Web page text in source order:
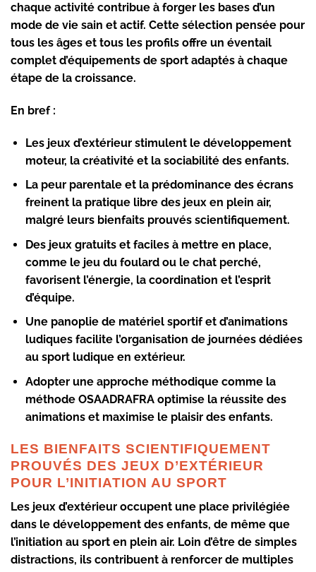
chaque activité contribue à forger les bases d’un
mode de vie sain et actif. Cette sélection pensée pour
tous les âges et tous les profils offre un éventail
complet d’équipements de sport adaptés à chaque
étape de la croissance.
En bref :
Les jeux d’extérieur stimulent le développement
moteur, la créativité et la sociabilité des enfants.
La peur parentale et la prédominance des écrans
freinent la pratique libre des jeux en plein air,
malgré leurs bienfaits prouvés scientifiquement.
Des jeux gratuits et faciles à mettre en place,
comme le jeu du foulard ou le chat perché,
favorisent l’énergie, la coordination et l’esprit
d’équipe.
Une panoplie de matériel sportif et d’animations
ludiques facilite l’organisation de journées dédiées
au sport ludique en extérieur.
Adopter une approche méthodique comme la
méthode OSAADRAFRA optimise la réussite des
animations et maximise le plaisir des enfants.
LES BIENFAITS SCIENTIFIQUEMENT
PROUVÉS DES JEUX D’EXTÉRIEUR
POUR L’INITIATION AU SPORT
Les jeux d’extérieur occupent une place privilégiée
dans le développement des enfants, de même que
l’initiation au sport en plein air. Loin d’être de simples
distractions, ils contribuent à renforcer de multiples